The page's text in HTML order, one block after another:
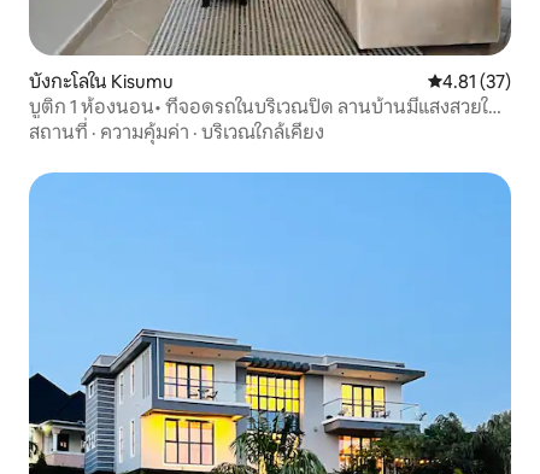
บังกะโลใน Kisumu คะแนนเฉลี่ย
4.81 (37)
บูติก 1 ห้องนอน• ที่จอดรถในบริเวณปิด ลานบ้านมีแสงสวยใน
มิลิมานี
สถานที่ · ความคุ้มค่า · บริเวณใกล้เคียง